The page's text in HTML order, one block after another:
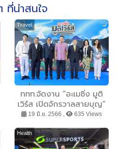
ที่น่าสนใจ
Travel
ททท.จัดงาน “อะเมซิ่ง มูติ
เวิร์ส เปิดจักรวาลสายบุญ”
รวบรวมสุดยอดพลังบุญ
ของเมืองไทยไว้ในงานเดียว
19 มิ.ย. 2566 , 635 Views
Health